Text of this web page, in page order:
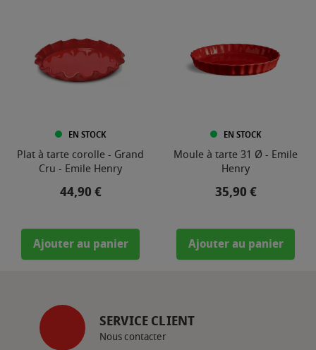
EN STOCK
Plat à tarte corolle - Grand
Cru - Emile Henry
Prix
44,90 €
Ajouter au panier
EN STOCK
Moule à tarte 31 Ø - Emile
Henry
Prix
35,90 €
Ajouter au panier
SERVICE CLIENT
Nous contacter